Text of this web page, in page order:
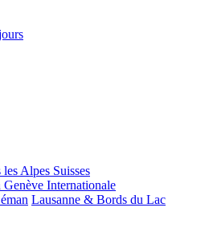
les Alpes Suisses
Genève Internationale
Lausanne & Bords du Lac